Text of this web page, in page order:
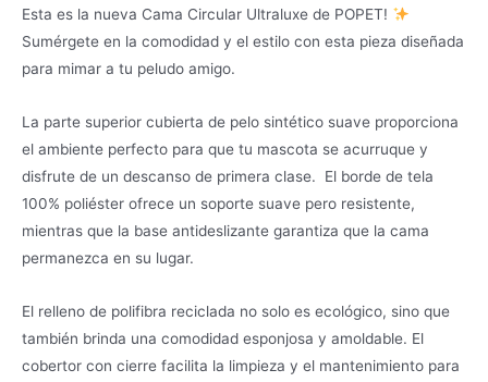
Esta es la nueva Cama Circular Ultraluxe de POPET!
Sumérgete en la comodidad y el estilo con esta pieza diseñada
para mimar a tu peludo amigo.
La parte superior cubierta de pelo sintético suave proporciona
el ambiente perfecto para que tu mascota se acurruque y
disfrute de un descanso de primera clase. El borde de tela
100% poliéster ofrece un soporte suave pero resistente,
mientras que la base antideslizante garantiza que la cama
permanezca en su lugar.
El relleno de polifibra reciclada no solo es ecológico, sino que
también brinda una comodidad esponjosa y amoldable. El
cobertor con cierre facilita la limpieza y el mantenimiento para